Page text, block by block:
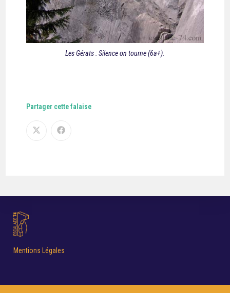
Les Gérats : Silence on tourne (6a+).
Partager cette falaise
Mentions Légales